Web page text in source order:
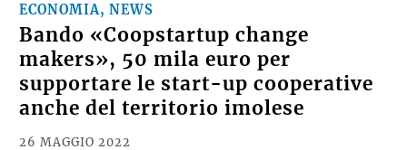
ECONOMIA, NEWS
Bando «Coopstartup change
makers», 50 mila euro per
supportare le start-up cooperative
anche del territorio imolese
26 MAGGIO 2022